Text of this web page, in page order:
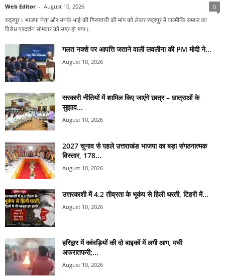
Web Editor - August 10, 2026 0
रुद्रपुर। भाजपा नेता और उनके भाई की गिरफ्तारी की मांग को लेकर रुद्रपुर में वाल्मीकि समाज का
विरोध प्रदर्शन सोमवार को उग्र हो गया।...
गलत नक्शे पर आपत्ति जताने वाली लवलीना की PM मोदी ने...
August 10, 2026
सरकारी नीतियों में शामिल किए जाएंगे छात्र – छात्राओं के
सुझाव...
August 10, 2026
2027 चुनाव से पहले उत्तराखंड भाजपा का बड़ा संगठनात्मक
विस्तार, 178...
August 10, 2026
उत्तरकाशी में 4.2 तीव्रता के भूकंप से हिली धरती, टिहरी में...
August 10, 2026
हरिद्वार में कांवड़ियों की दो बाइकों में लगी आग, मची
अफरातफरी;...
August 10, 2026